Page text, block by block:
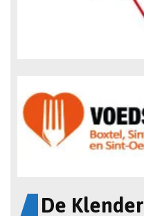
De Klender